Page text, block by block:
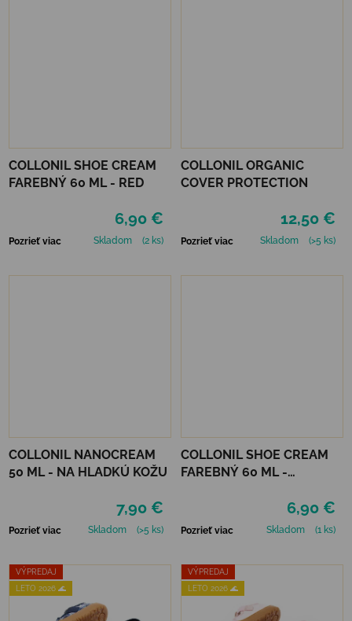
COLLONIL SHOE CREAM
FAREBNÝ 60 ML - RED
6,90 €
Pozrieť viac Skladom (2 ks)
COLLONIL ORGANIC
COVER PROTECTION
12,50 €
Pozrieť viac Skladom (>5 ks)
COLLONIL NANOCREAM
50 ML - NA HLADKÚ KOŽU
7,90 €
Pozrieť viac Skladom (>5 ks)
COLLONIL SHOE CREAM
FAREBNÝ 60 ML -
6,90 €
Pozrieť viac Skladom (1 ks)
VÝPREDAJ
LETO 2026 🌊
VÝPREDAJ
LETO 2026 🌊